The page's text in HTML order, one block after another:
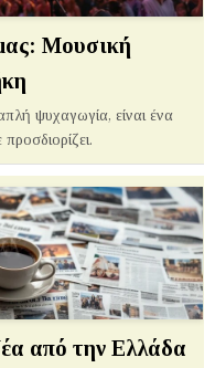
Μουσική
ψυχαγωγία, είναι ένα
από την Ελλάδα